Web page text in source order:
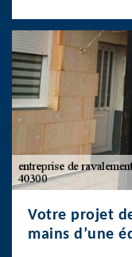
Votre projet
mains d’une